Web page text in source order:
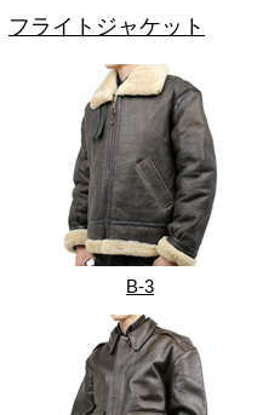
フライトジャケット
B-3